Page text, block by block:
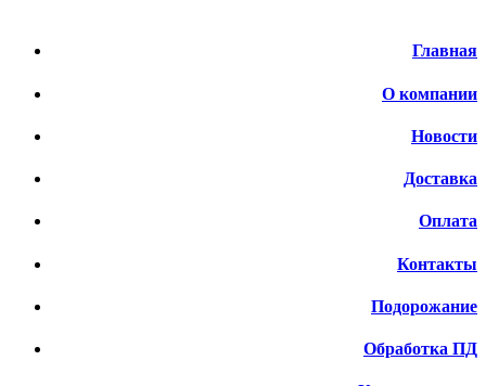
Главная
О компании
Новости
Доставка
Оплата
Контакты
Подорожание
Обработка ПД